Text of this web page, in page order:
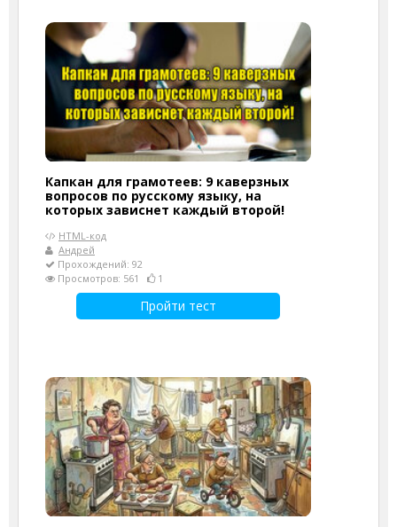
Капкан для грамотеев: 9 каверзных
вопросов по русскому языку, на
которых зависнет каждый второй!
HTML-код
Андрей
Прохождений: 92
Просмотров: 561
1
Пройти тест